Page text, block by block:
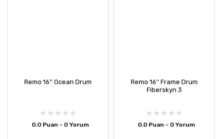
Remo 16'' Ocean Drum
0.0 Puan - 0 Yorum
Remo 16'' Frame Drum
Fiberskyn 3
0.0 Puan - 0 Yorum